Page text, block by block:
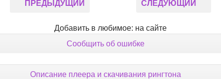
ПРЕДЫДУЩИЙ СЛЕДУЮЩИЙ
Добавить в любимое: на сайте
Сообщить об ошибке
Описание плеера и скачивания рингтона